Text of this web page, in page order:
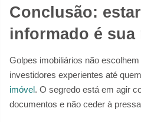
Conclusão:
informado é sua
Golpes imobiliários não
investidores experientes até
imóvel. O segredo está em agir
documentos e não ceder à